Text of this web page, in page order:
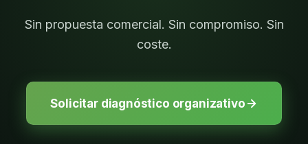
Sin propuesta comercial. Sin compromiso. Sin
coste.
Solicitar diagnóstico organizativo